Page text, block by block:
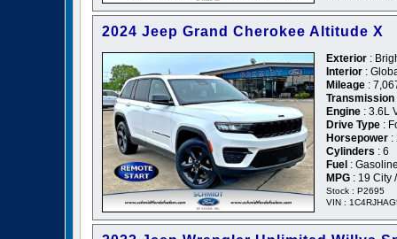
2024 Jeep Grand Cherokee Altitude X
Exterior :
Interior :
Mileage :
Transmission
Engine : 3.6L
Drive Type :
Horsepower :
Cylinders : 6
Fuel :
MPG : 19 City
Stock : P2695
VIN :